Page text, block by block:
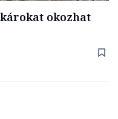
okozhat